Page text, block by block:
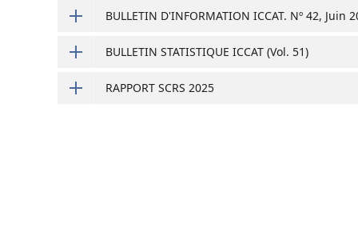
BULLETIN D'INFORMATION ICCAT. Nº 42, Juin
BULLETIN STATISTIQUE ICCAT (Vol. 51)
RAPPORT SCRS 2025